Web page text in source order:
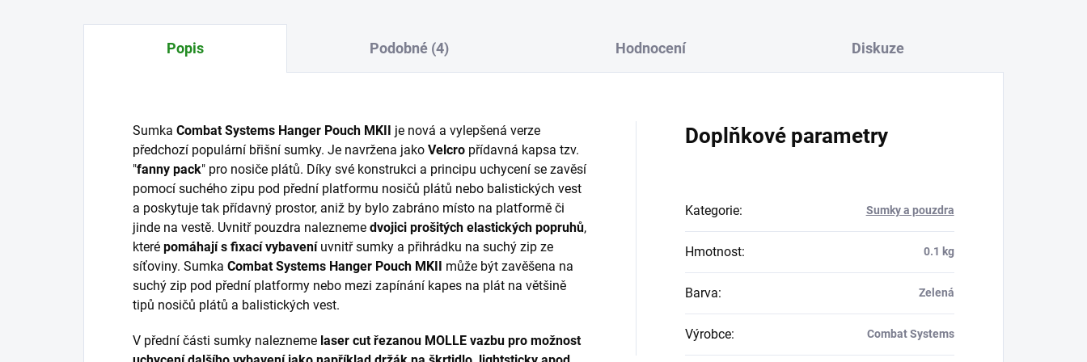
Popis Podobné (4) Hodnocení Diskuze
Sumka Combat Systems Hanger Pouch MKII je nová a vylepšená verze
předchozí populární břišní sumky. Je navržena jako Velcro přídavná kapsa tzv.
"fanny pack" pro nosiče plátů. Díky své konstrukci a principu uchycení se zavěsí
pomocí suchého zipu pod přední platformu nosičů plátů nebo balistických vest
a poskytuje tak přídavný prostor, aniž by bylo zabráno místo na platformě či
jinde na vestě. Uvnitř pouzdra nalezneme dvojici prošitých elastických popruhů,
které pomáhají s fixací vybavení uvnitř sumky a přihrádku na suchý zip ze
síťoviny. Sumka Combat Systems Hanger Pouch MKII může být zavěšena na
suchý zip pod přední platformy nebo mezi zapínání kapes na plát na většině
tipů nosičů plátů a balistických vest.
V přední části sumky nalezneme laser cut řezanou MOLLE vazbu pro možnost
Doplňkové parametry
Kategorie: Sumky a pouzdra
Hmotnost: 0.1 kg
Barva: Zelená
Výrobce: Combat Systems